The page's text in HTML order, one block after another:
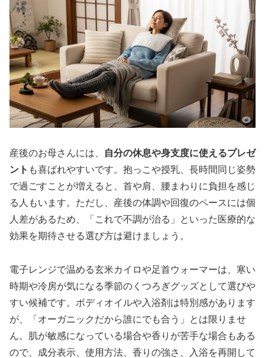
産後のお母さんには、
自分の休息や身支度に使えるプレゼ
ント も喜ばれやすいです。抱っこや授乳、長時間同じ姿勢
で過ごすことが増えると、首や肩、腰まわりに負担を感じ
る人もいます。ただし、産後の体調や回復のペースには個
人差があるため、「これで不調が治る」といった医療的な
効果を期待させる選び方は避けましょう。
電子レンジで温める玄米カイロや足首ウォーマーは、寒い
時期や冷房が気になる季節のくつろぎグッズとして選びや
すい候補です。ボディオイルや入浴剤は特別感があります
が、「オーガニックだから誰にでも合う」とは限りませ
ん。肌が敏感になっている場合や香りが苦手な場合もある
ので、
成分表示、使用方法、香りの強さ、入浴を再開して